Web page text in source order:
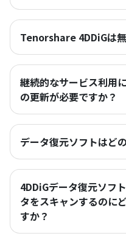
Tenorshare 4DDiGは
継続的なサービス利用
の更新が必要ですか？
データ復元ソフトはど
4DDiGデータ復元ソフ
タをスキャンするのに
すか？